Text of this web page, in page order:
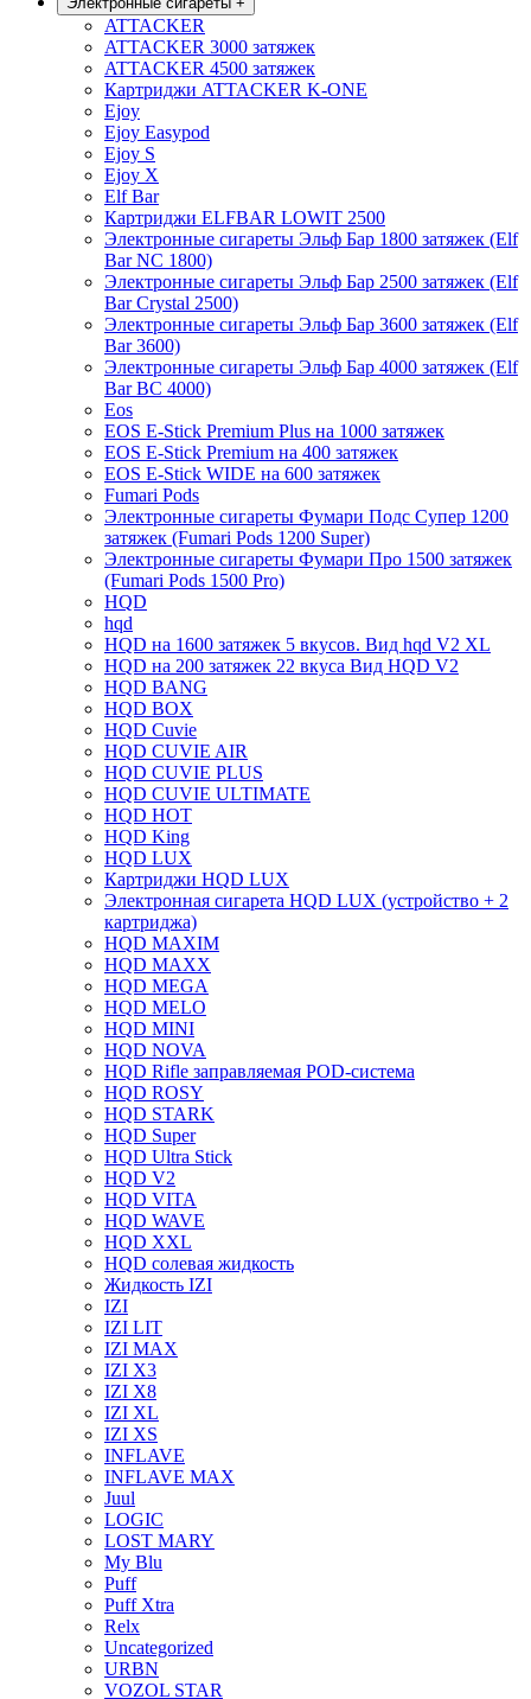
ATTACKER
ATTACKER 3000 затяжек
ATTACKER 4500 затяжек
Картриджи ATTACKER K-ONE
Ejoy
Ejoy Easypod
Ejoy S
Ejoy X
Elf Bar
Картриджи ELFBAR LOWIT 2500
Электронные сигареты Эльф Бар 1800 затяжек (Elf
Bar NC 1800)
Электронные сигареты Эльф Бар 2500 затяжек (Elf
Bar Crystal 2500)
Электронные сигареты Эльф Бар 3600 затяжек (Elf
Bar 3600)
Электронные сигареты Эльф Бар 4000 затяжек (Elf
Bar BC 4000)
Eos
EOS E-Stick Premium Plus на 1000 затяжек
EOS E-Stick Premium на 400 затяжек
EOS E-Stick WIDE на 600 затяжек
Fumari Pods
Электронные сигареты Фумари Подс Супер 1200
затяжек (Fumari Pods 1200 Super)
Электронные сигареты Фумари Про 1500 затяжек
(Fumari Pods 1500 Pro)
HQD
hqd
HQD на 1600 затяжек 5 вкусов. Вид hqd V2 XL
HQD на 200 затяжек 22 вкуса Вид HQD V2
HQD BANG
HQD BOX
HQD Cuvie
HQD CUVIE AIR
HQD CUVIE PLUS
HQD CUVIE ULTIMATE
HQD HOT
HQD King
HQD LUX
Картриджи HQD LUX
Электронная сигарета HQD LUX (устройство + 2
картриджа)
HQD MAXIM
HQD MAXX
HQD MEGA
HQD MELO
HQD MINI
HQD NOVA
HQD Rifle заправляемая POD-система
HQD ROSY
HQD STARK
HQD Super
HQD Ultra Stick
HQD V2
HQD VITA
HQD WAVE
HQD XXL
HQD солевая жидкость
Жидкость IZI
IZI
IZI LIT
IZI MAX
IZI X3
IZI X8
IZI XL
IZI XS
INFLAVE
INFLAVE MAX
Juul
LOGIC
LOST MARY
My Blu
Puff
Puff Xtra
Relx
Uncategorized
URBN
VOZOL STAR